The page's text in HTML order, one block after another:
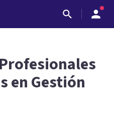
en Gestión